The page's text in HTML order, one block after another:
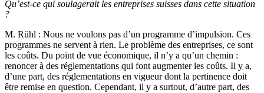
Qu’est-ce qui soulagerait les entreprises suisses dans cette situation
?
M. Rühl : Nous ne voulons pas d’un programme d’impulsion. Ces
programmes ne servent à rien. Le problème des entreprises, ce sont
les coûts. Du point de vue économique, il n’y a qu’un chemin :
renoncer à des réglementations qui font augmenter les coûts. Il y a,
d’une part, des réglementations en vigueur dont la pertinence doit
être remise en question. Cependant, il y a surtout, d’autre part, des